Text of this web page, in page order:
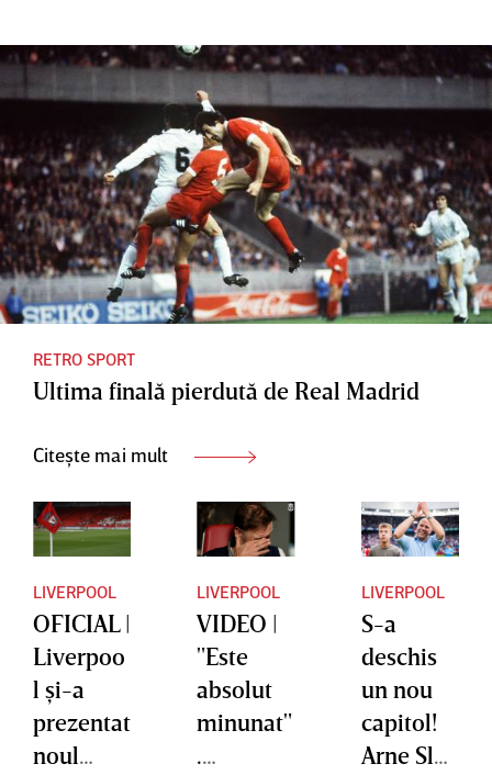
lui
Liverpoo
la 86 de
ani
său la
Liverpoo
l
înţeles cu
Liverpoo
RETRO SPORT
Ultima finală pierdută de Real Madrid
Citește mai mult
LIVERPOOL
OFICIAL |
Liverpoo
l şi-a
prezentat
noul
LIVERPOOL
VIDEO |
"Este
absolut
minunat"
.
LIVERPOOL
S-a
deschis
un nou
capitol!
Arne Slot